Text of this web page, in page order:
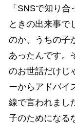
「SNSで知り
ときの出来事で
のか、うちの子
あったんです。
のお世話だけじ
ーからアドバイ
線で言われまし
子のためになる